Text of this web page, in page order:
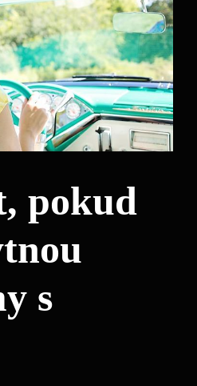
pokud
s